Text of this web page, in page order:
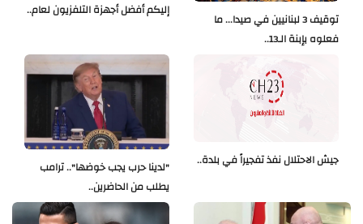
إليكم أفضل أجهزة التلفزيون لعام..
توقيف 3 لبنانيين في صيدا... ما
فعلوه بإبنة الـ13..
"لدينا حرب يجب خوضها".. ترامب
يطلب من الحاضرين..
جيش الاحتلال نفذ تفجيراً في بلدة..